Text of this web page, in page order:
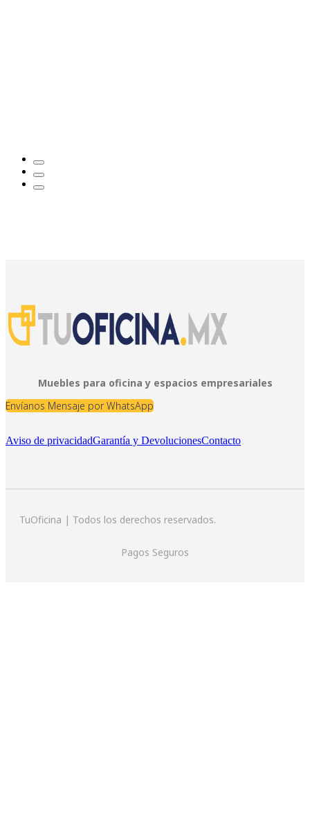
Muebles para oficina y espacios empresariales
Envíanos Mensaje por WhatsApp
Aviso de privacidadGarantía y DevolucionesContacto
TuOficina | Todos los derechos reservados.
Pagos Seguros